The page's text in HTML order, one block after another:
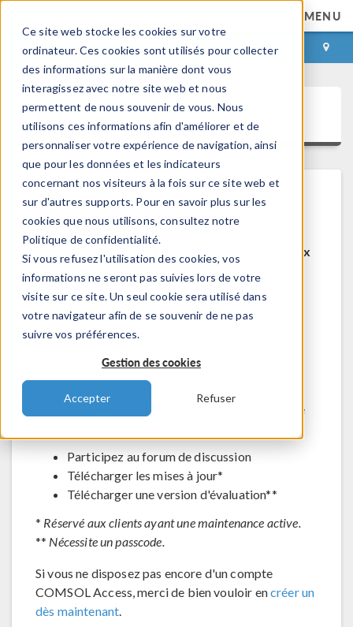
Ce site web stocke les cookies sur votre
ordinateur. Ces cookies sont utilisés pour collecter
des informations sur la manière dont vous
interagissez avec notre site web et nous
permettent de nous souvenir de vous. Nous
utilisons ces informations afin d'améliorer et de
personnaliser votre expérience de navigation, ainsi
que pour les données et les indicateurs
concernant nos visiteurs à la fois sur ce site web et
sur d'autres supports. Pour en savoir plus sur les
cookies que nous utilisons, consultez notre
Politique de confidentialité.
Si vous refusez l'utilisation des cookies, vos
informations ne seront pas suivies lors de votre
visite sur ce site. Un seul cookie sera utilisé dans
votre navigateur afin de se souvenir de ne pas
suivre vos préférences.
Gestion des cookies
Accepter Refuser
MENU
CONNEXION CONTACT
COMSOL Access
Bienvenue sur COMSOL Access
COMSOL Access est un service disponible aux
utilisateurs et contacts.
Bénéfices:
Modifier les informations de contact et de
Contacter le support technique
Voir les inscriptions aux évènements à venir
Accéder à COMSOL Exchange - partage de
Participez au forum de discussion
Télécharger les mises à jour*
Télécharger une version d'évaluation**
* Réservé aux clients ayant une maintenance active.
** Nécessite un passcode.
Si vous ne disposez pas encore d'un compte
COMSOL Access, merci de bien vouloir encréer un
dès maintenant.